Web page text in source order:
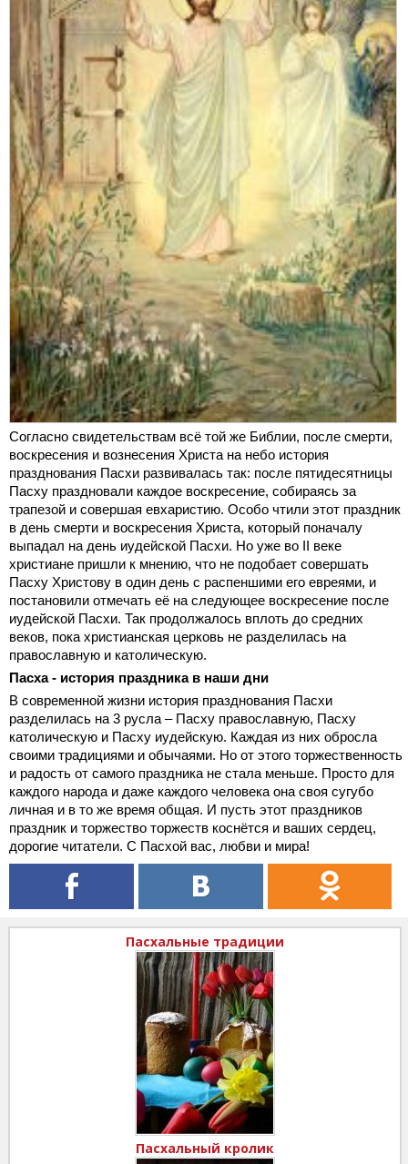
Согласно свидетельствам всё той же Библии, после смерти,
воскресения и вознесения Христа на небо история
празднования Пасхи развивалась так: после пятидесятницы
Пасху праздновали каждое воскресение, собираясь за
трапезой и совершая евхаристию. Особо чтили этот праздник
в день смерти и воскресения Христа, который поначалу
выпадал на день иудейской Пасхи. Но уже во II веке
христиане пришли к мнению, что не подобает совершать
Пасху Христову в один день с распеншими его евреями, и
постановили отмечать её на следующее воскресение после
иудейской Пасхи. Так продолжалось вплоть до средних
веков, пока христианская церковь не разделилась на
православную и католическую.
Пасха - история праздника в наши дни
В современной жизни история празднования Пасхи
разделилась на 3 русла – Пасху православную, Пасху
католическую и Пасху иудейскую. Каждая из них обросла
своими традициями и обычаями. Но от этого торжественность
и радость от самого праздника не стала меньше. Просто для
каждого народа и даже каждого человека она своя сугубо
личная и в то же время общая. И пусть этот праздников
праздник и торжество торжеств коснётся и ваших сердец,
дорогие читатели. С Пасхой вас, любви и мира!
Пасхальные традиции
Пасхальный кролик